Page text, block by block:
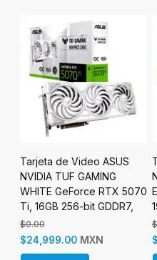
Tarjeta de Video Gigabyte
NVIDIA GeForce RTX 5070
EAGLE OC ICE SFF, 12GB
192-bit GDDR7, PCI
Express x16 5.0
$17,999.00
$13,999.00 MXN